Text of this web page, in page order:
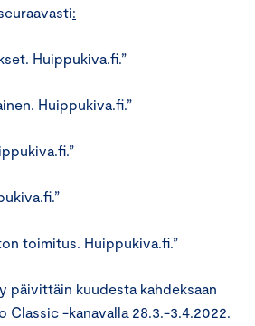
:
Huippukiva.fi.”
Huippukiva.fi.”
toimitus. Huippukiva.fi.”
päivittäin kuudesta kahdeksaan
Classic -kanavalla 28.3.-3.4.2022.